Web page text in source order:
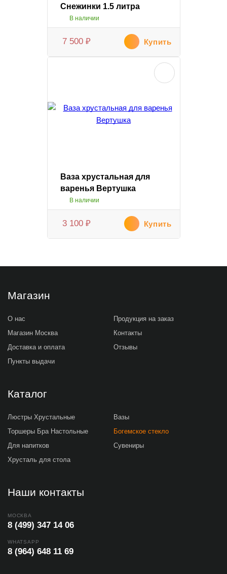
Снежинки 1.5 литра
В наличии
7 500 ₽ Купить
Ваза хрустальная для
варенья Вертушка
В наличии
3 100 ₽ Купить
Магазин
О нас
Магазин Москва
Доставка и оплата
Пункты выдачи
Продукция на заказ
Контакты
Отзывы
Каталог
Люстры Хрустальные
Торшеры Бра Настольные
Для напитков
Хрусталь для стола
Вазы
Богемское стекло
Сувениры
Наши контакты
МОСКВА
8 (499) 347 14 06
WHATSAPP
8 (964) 648 11 69